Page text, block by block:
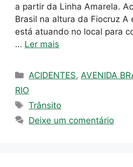
a partir da Linha Amarela.
Brasil na altura da Fiocruz A
está atuando no local para
… Ler mais
Categorias
ACIDENTES,AVENIDA
RIO
Tags
Trânsito
Deixe um comentário